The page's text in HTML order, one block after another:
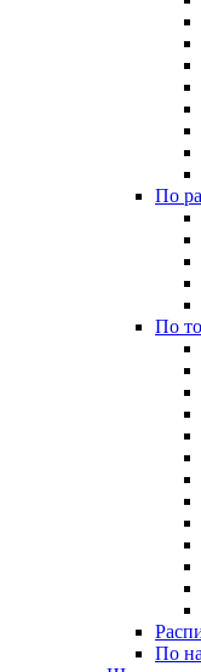
По
По
По